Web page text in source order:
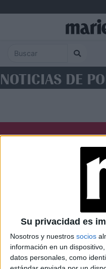
Su privacidad es
Nosotros y nuestros socios
información en un
datos personales, como
NOTICIAS DE
Weekend
Look
Luz Mía
© Perfil.com 2006-2019 -
Registro de